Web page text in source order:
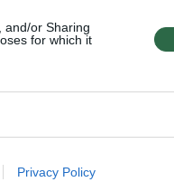
and/or Sharing
for which it
Privacy Policy